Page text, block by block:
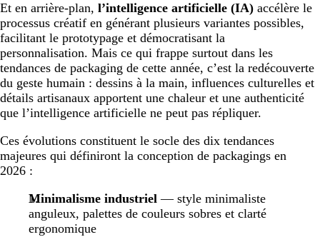
Et en arrière-plan, l’intelligence artificielle (IA) accélère le
processus créatif en générant plusieurs variantes possibles,
facilitant le prototypage et démocratisant la
personnalisation. Mais ce qui frappe surtout dans les
tendances de packaging de cette année, c’est la redécouverte
du geste humain : dessins à la main, influences culturelles et
détails artisanaux apportent une chaleur et une authenticité
que l’intelligence artificielle ne peut pas répliquer.
Ces évolutions constituent le socle des dix tendances
majeures qui définiront la conception de packagings en
2026 :
Minimalisme industriel— style minimaliste
anguleux, palettes de couleurs sobres et clarté
ergonomique